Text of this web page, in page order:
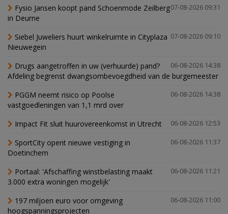
07-08-2026 09:31
Fysio Jansen koopt pand Schoenmode Zeilberg
in Deurne
07-08-2026 09:10
Siebel Juweliers huurt winkelruimte in Cityplaza
Nieuwegein
06-08-2026 14:38
Drugs aangetroffen in uw (verhuurde) pand?
Afdeling begrenst dwangsombevoegdheid van de burgemeester
06-08-2026 14:38
PGGM neemt risico op Poolse
vastgoedleningen van 1,1 mrd over
06-08-2026 12:53
Impact Fit sluit huurovereenkomst in Utrecht
06-08-2026 11:37
SportCity opent nieuwe vestiging in
Doetinchem
06-08-2026 11:21
Portaal: 'Afschaffing winstbelasting maakt
3.000 extra woningen mogelijk'
06-08-2026 11:00
197 miljoen euro voor omgeving
hoogspanningsprojecten